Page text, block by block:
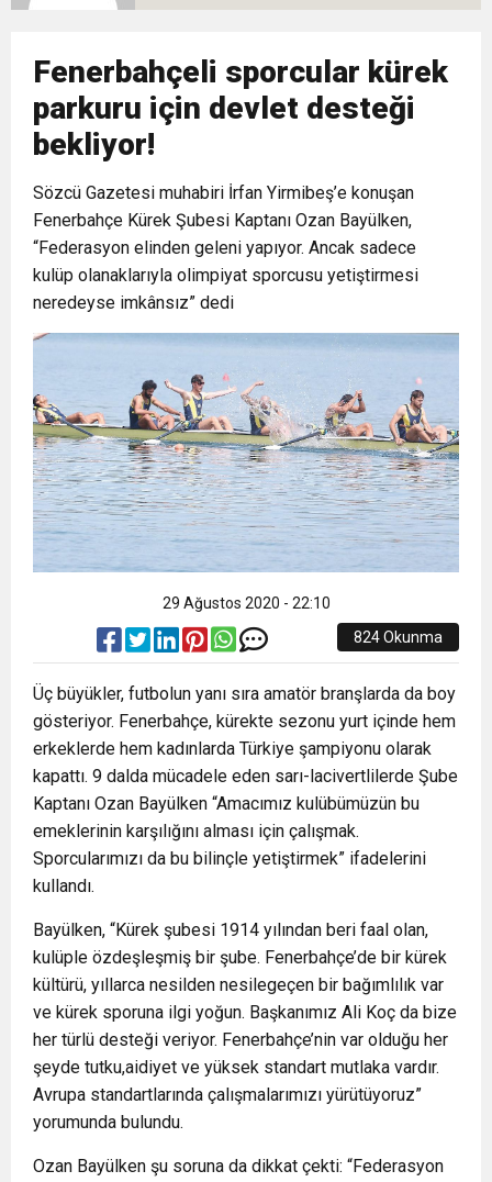
artırıldı
16:44 Nevşin Mengü, Kemal Kılıçdaroğlu’nun adaylık
çıkışını yorumladı
19:12 Endonezya’da futbol maçında izdiham: 125
ölü
Fenerbahçeli sporcular kürek
parkuru için devlet desteği
bekliyor!
Sözcü Gazetesi muhabiri İrfan Yirmibeş’e konuşan
Fenerbahçe Kürek Şubesi Kaptanı Ozan Bayülken,
“Federasyon elinden geleni yapıyor. Ancak sadece
kulüp olanaklarıyla olimpiyat sporcusu yetiştirmesi
neredeyse imkânsız” dedi
29 Ağustos 2020 - 22:10
824 Okunma
Üç büyükler, futbolun yanı sıra amatör branşlarda da boy
gösteriyor. Fenerbahçe, kürekte sezonu yurt içinde hem
erkeklerde hem kadınlarda Türkiye şampiyonu olarak
kapattı. 9 dalda mücadele eden sarı-lacivertlilerde Şube
Kaptanı Ozan Bayülken “Amacımız kulübümüzün bu
emeklerinin karşılığını alması için çalışmak.
Sporcularımızı da bu bilinçle yetiştirmek” ifadelerini
kullandı.
Bayülken, “Kürek şubesi 1914 yılından beri faal olan,
kulüple özdeşleşmiş bir şube. Fenerbahçe’de bir kürek
kültürü, yıllarca nesilden nesilegeçen bir bağımlılık var
ve kürek sporuna ilgi yoğun. Başkanımız Ali Koç da bize
her türlü desteği veriyor. Fenerbahçe’nin var olduğu her
şeyde tutku,aidiyet ve yüksek standart mutlaka vardır.
Avrupa standartlarında çalışmalarımızı yürütüyoruz”
yorumunda bulundu.
Ozan Bayülken şu soruna da dikkat çekti: “Federasyon